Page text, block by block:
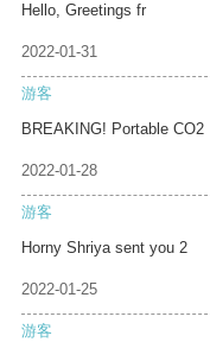
Hello, Greetings fr
2022-01-31
游客
BREAKING! Portable CO2
2022-01-28
游客
Horny Shriya sent you 2
2022-01-25
游客